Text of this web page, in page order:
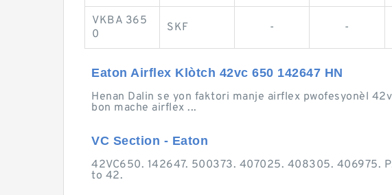
VKBA 365
0
SKF - -
Eaton Airflex Klòtch 42vc 650 142647 HN
Henan Dalin se yon faktori manje airflex pwofesyonèl
bon mache airflex ...
VC Section - Eaton
42VC650. 142647. 500373. 407025. 408305. 406975.
to 42.